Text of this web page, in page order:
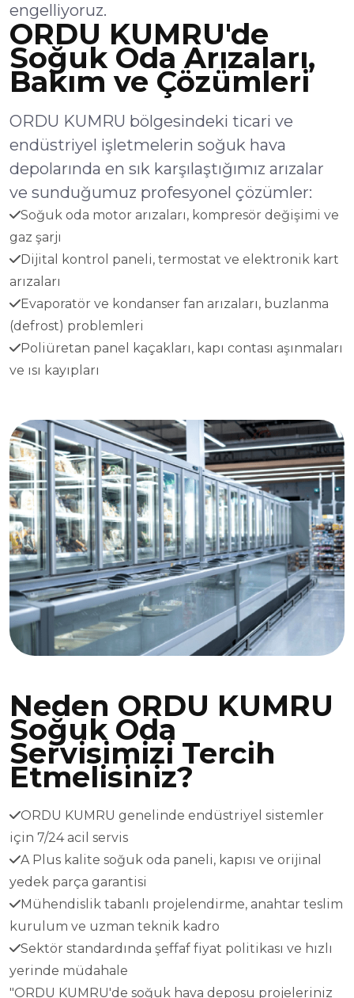
engelliyoruz.
ORDU KUMRU'de
Soğuk Oda Arızaları,
Bakım ve Çözümleri
ORDU KUMRU bölgesindeki ticari ve
endüstriyel işletmelerin soğuk hava
depolarında en sık karşılaştığımız arızalar
ve sunduğumuz profesyonel çözümler:
Soğuk oda motor arızaları, kompresör değişimi ve
gaz şarjı
Dijital kontrol paneli, termostat ve elektronik kart
arızaları
Evaporatör ve kondanser fan arızaları, buzlanma
(defrost) problemleri
Poliüretan panel kaçakları, kapı contası aşınmaları
ve ısı kayıpları
Neden ORDU KUMRU
Soğuk Oda
Servisimizi Tercih
Etmelisiniz?
ORDU KUMRU genelinde endüstriyel sistemler
için 7/24 acil servis
A Plus kalite soğuk oda paneli, kapısı ve orijinal
yedek parça garantisi
Mühendislik tabanlı projelendirme, anahtar teslim
kurulum ve uzman teknik kadro
Sektör standardında şeffaf fiyat politikası ve hızlı
yerinde müdahale
"ORDU KUMRU'de soğuk hava deposu projeleriniz